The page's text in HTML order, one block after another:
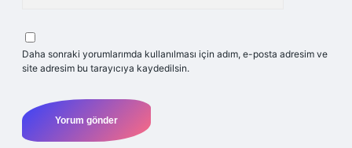
Daha sonraki yorumlarımda kullanılması için adım, e-posta adresim ve
site adresim bu tarayıcıya kaydedilsin.